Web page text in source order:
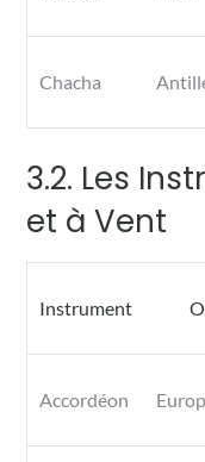
Chacha
3.2. Les
et à Vent
Instrument
Accordéon